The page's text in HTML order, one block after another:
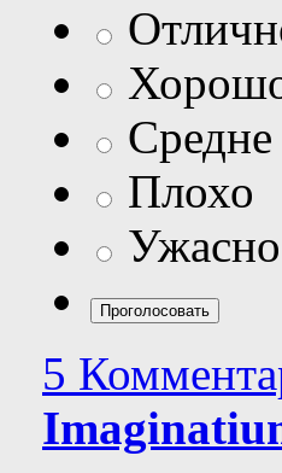
Средне
Плохо
Ужасно
5